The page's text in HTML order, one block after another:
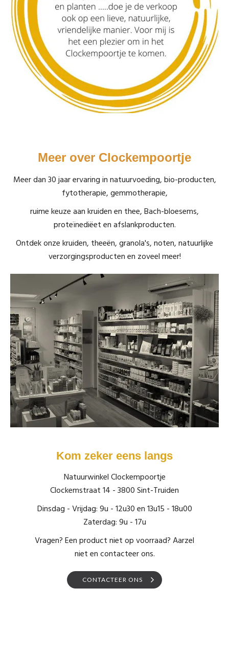
Meer over Clockempoortje
Meer dan 30 jaar ervaring in natuurvoeding, bio-producten,
fytotherapie, gemmotherapie,
ruime keuze aan kruiden en thee, Bach-bloesems,
proteïnediëet en afslankproducten.
Ontdek onze kruiden, theeën, granola's, noten, natuurlijke
verzorgingsproducten en zoveel meer!
Kom zeker eens langs
Natuurwinkel Clockempoortje
Clockemstraat 14 - 3800 Sint-Truiden
Dinsdag - Vrijdag: 9u - 12u30 en 13u15 - 18u00
Zaterdag: 9u - 17u
Vragen? Een product niet op voorraad? Aarzel
niet en contacteer ons.
CONTACTEER ONS